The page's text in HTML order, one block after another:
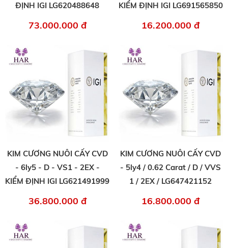
ĐỊNH IGI LG620488648
73.000.000 đ
KIỂM ĐỊNH IGI LG691565850
16.200.000 đ
KIM CƯƠNG NUÔI CẤY CVD
- 6ly5 - D - VS1 - 2EX -
KIỂM ĐỊNH IGI LG621491999
36.800.000 đ
KIM CƯƠNG NUÔI CẤY CVD
- 5ly4 / 0.62 Carat / D / VVS
1 / 2EX / LG647421152
16.800.000 đ